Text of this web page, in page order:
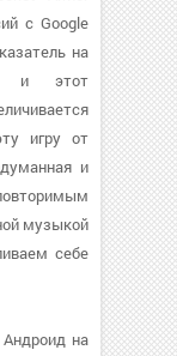
с Google
на
и этот
игру от
и
музыкой
себе
на